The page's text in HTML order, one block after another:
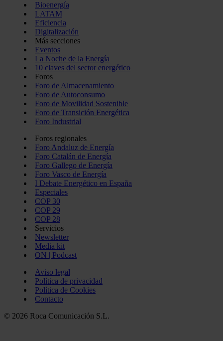
Bioenergía
LATAM
Eficiencia
Digitalización
Más secciones
Eventos
La Noche de la Energía
10 claves del sector energético
Foros
Foro de Almacenamiento
Foro de Autoconsumo
Foro de Movilidad Sostenible
Foro de Transición Energética
Foro Industrial
Foros regionales
Foro Andaluz de Energía
Foro Catalán de Energía
Foro Gallego de Energía
Foro Vasco de Energía
I Debate Energético en España
Especiales
COP 30
COP 29
COP 28
Servicios
Newsletter
Media kit
ON | Podcast
Aviso legal
Política de privacidad
Política de Cookies
Contacto
© 2026 Roca Comunicación S.L.